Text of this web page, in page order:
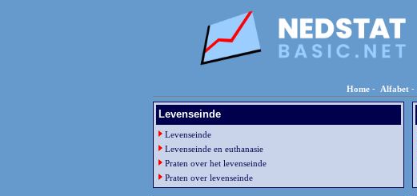
Home - Alfabet -
Levenseinde
Levenseinde
Levenseinde en euthanasie
Praten over het levenseinde
Praten over levenseinde